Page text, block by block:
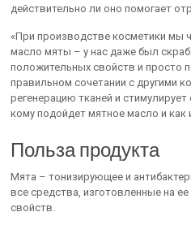
действительно ли оно помогает
«При производстве косметики мы
масло мяты – у нас даже был скраб
положительных свойств и просто
правильном сочетании с другими
регенерацию тканей и
кому подойдет мятное масло и как
Польза продукта
Мята – тонизирующее и
все средства, изготовленные на
свойств.